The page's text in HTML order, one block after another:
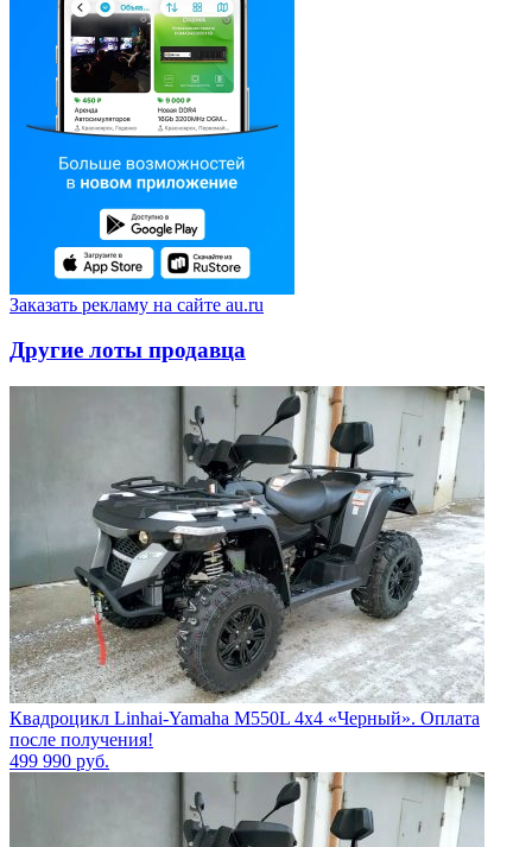
Заказать рекламу на сайте au.ru
Другие лоты продавца
Квадроцикл Linhai-Yamaha M550L 4x4 «Черный». Оплата
после получения!
499 990 руб.